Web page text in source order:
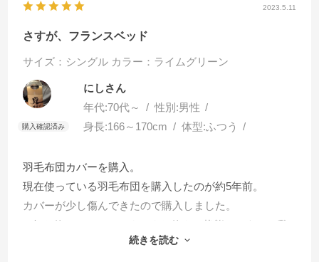
2023.5.11
さすが、フランスベッド
サイズ：シングル カラー：ライムグリーン
にしさん
年代:70代～ 性別:男性
身長:166～170cm 体型:ふつう
羽毛布団カバーを購入。
現在使っている羽毛布団を購入したのが約5年前。
カバーが少し傷んできたので購入しました。
(5年も使っているのにまだまだ使える状態というのも驚
続きを読む